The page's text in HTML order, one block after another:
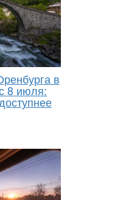
в
8 июля: